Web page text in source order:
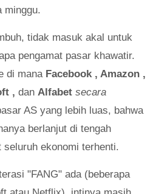
minggu.
tidak masuk akal untuk
pengamat pasar khawatir.
di mana Facebook , Amazon ,
, dan Alfabet secara
AS yang lebih luas, bahwa
berlanjut di tengah
seluruh ekonomi terhenti.
"FANG" ada (beberapa